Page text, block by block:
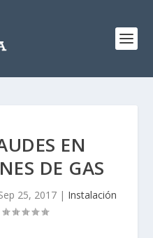
EN
DE GAS
25, 2017 | Instalación